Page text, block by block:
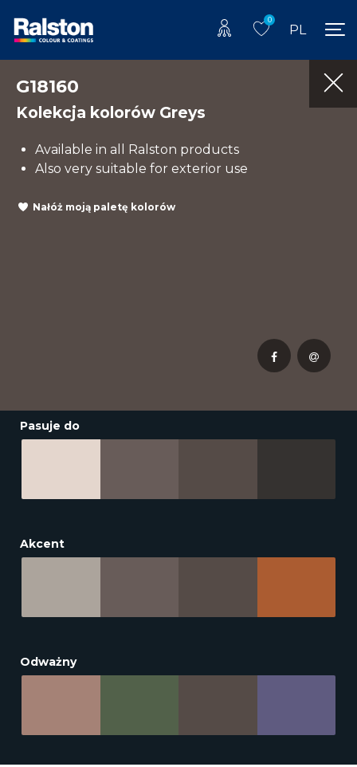
0
PL
G18160
Kolekcja kolorów Greys
Available in all Ralston products
Also very suitable for exterior use
Nałóż moją paletę kolorów
Pasuje do
Akcent
Odważny